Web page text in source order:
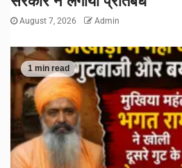
August 7, 2026 Admin
1 min read